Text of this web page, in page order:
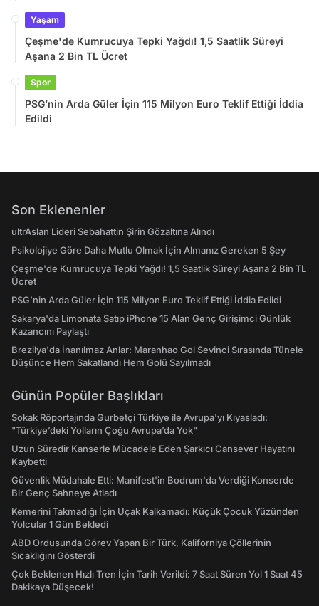
Yaşam
Çeşme'de Kumrucuya Tepki Yağdı! 1,5 Saatlik Süreyi
Aşana 2 Bin TL Ücret
Spor
PSG’nin Arda Güler İçin 115 Milyon Euro Teklif Ettiği İddia
Edildi
Son Eklenenler
ultrAslan Lideri Sebahattin Şirin Gözaltına Alındı
Psikolojiye Göre Daha Mutlu Olmak İçin Almanız Gereken 5 Şey
Çeşme'de Kumrucuya Tepki Yağdı! 1,5 Saatlik Süreyi Aşana 2 Bin TL
Ücret
PSG’nin Arda Güler İçin 115 Milyon Euro Teklif Ettiği İddia Edildi
Sakarya'da Limonata Satıp iPhone 15 Alan Genç Girişimci Günlük
Kazancını Paylaştı
Brezilya'da İnanılmaz Anlar: Maranhao Gol Sevinci Sırasında Tünele
Düşünce Hem Sakatlandı Hem Golü Sayılmadı
Günün Popüler Başlıkları
Sokak Röportajında Gurbetçi Türkiye ile Avrupa'yı Kıyasladı:
"Türkiye’deki Yolların Çoğu Avrupa’da Yok"
Uzun Süredir Kanserle Mücadele Eden Şarkıcı Cansever Hayatını
Kaybetti
Güvenlik Müdahale Etti: Manifest'in Bodrum'da Verdiği Konserde
Bir Genç Sahneye Atladı
Kemerini Takmadığı İçin Uçak Kalkamadı: Küçük Çocuk Yüzünden
Yolcular 1 Gün Bekledi
ABD Ordusunda Görev Yapan Bir Türk, Kaliforniya Çöllerinin
Sıcaklığını Gösterdi
Çok Beklenen Hızlı Tren İçin Tarih Verildi: 7 Saat Süren Yol 1 Saat 45
Dakikaya Düşecek!